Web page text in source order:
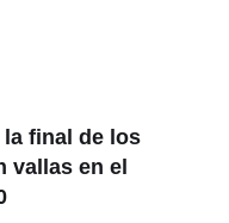
la final de los
vallas en el